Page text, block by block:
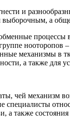
и
выборочным, а
нооторопов
механизмы в
а также для
чей механизм
специалисты
а также